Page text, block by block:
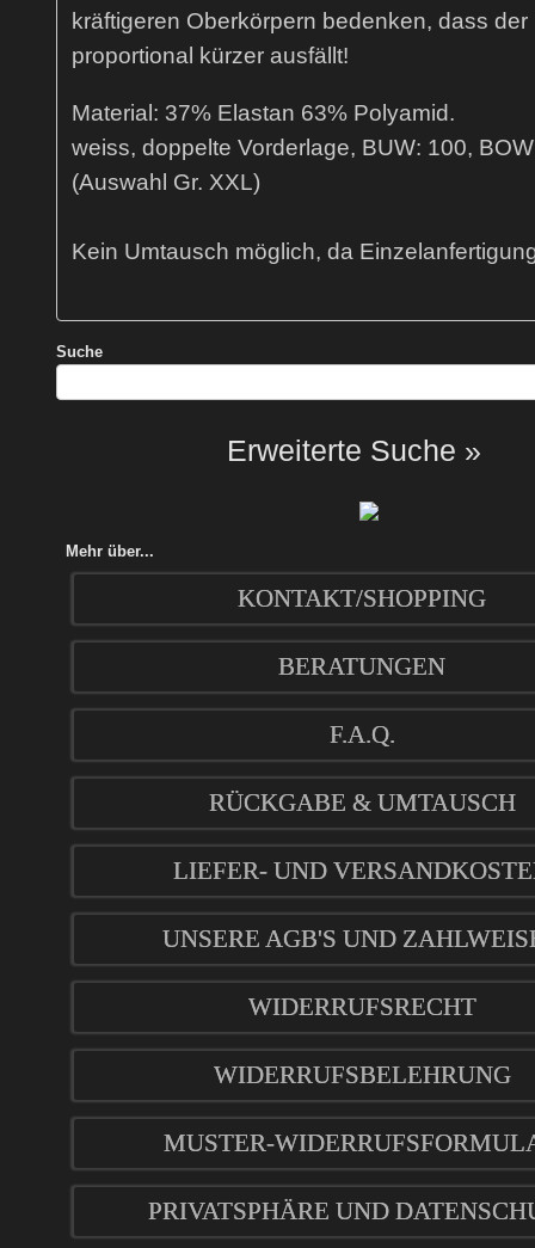
kräftigeren Oberkörpern bedenken, dass der
proportional kürzer ausfällt!
Material: 37% Elastan 63% Polyamid.
weiss, doppelte Vorderlage, BUW: 100,
(Auswahl Gr. XXL)
Kein Umtausch möglich, da
Suche
Erweiterte Suche »
Mehr über...
KONTAKT/SHOPPING
BERATUNGEN
F.A.Q.
RÜCKGABE & UMTAUSCH
LIEFER- UND
UNSERE AGB'S UND
WIDERRUFSRECHT
WIDERRUFSBELEHRUNG
MUSTER-
PRIVATSPHÄRE UND